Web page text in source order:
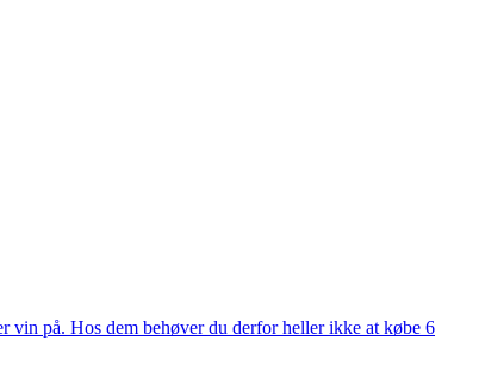
vin på. Hos dem behøver du derfor heller ikke at købe 6